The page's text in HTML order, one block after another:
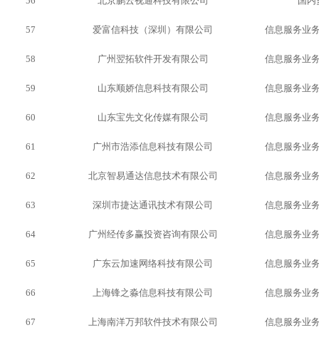
57 爱富信科技（深圳）有限公司 信息服务业
58 广州翌拓软件开发有限公司 信息服务业
59 山东顺娇信息科技有限公司 信息服务业
60 山东宝先文化传媒有限公司 信息服务业
61 广州市浩添信息科技有限公司 信息服务业
62 北京智易通达信息技术有限公司 信息服务业
63 深圳市捷达通讯技术有限公司 信息服务业
64 广州经传多赢投资咨询有限公司 信息服务业
65 广东云加速网络科技有限公司 信息服务业
66 上海锋之淼信息科技有限公司 信息服务业
67 上海南洋万邦软件技术有限公司 信息服务业